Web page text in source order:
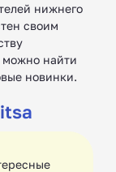
нижнего
своим
можно найти
новинки.